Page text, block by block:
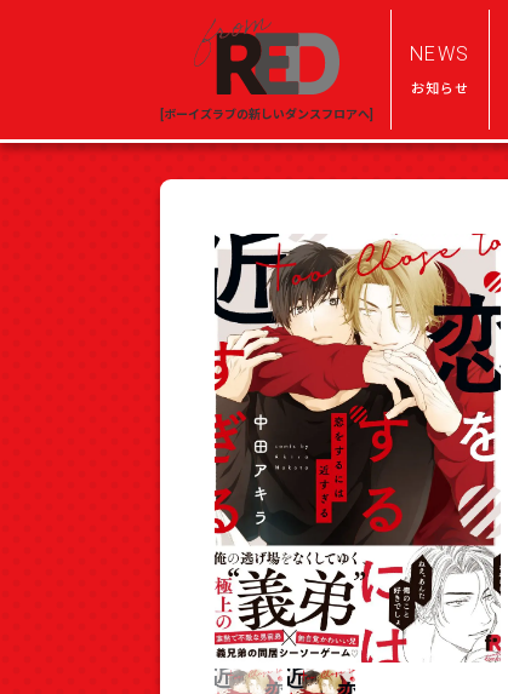
[ボーイズラブの新しいダンスフロアへ]
NEWS
お知らせ